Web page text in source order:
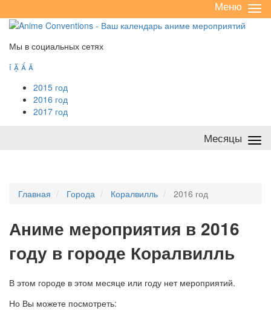
/
Меню
Мы в социальных сетях
   
2015 год
2016 год
2017 год
Месяцы
Главная Города Коралвилль 2016 год
Аниме мероприятия в 2016
году в городе Коралвилль
В этом городе в этом месяце или году нет мероприятий.
Но Вы можете посмотреть: